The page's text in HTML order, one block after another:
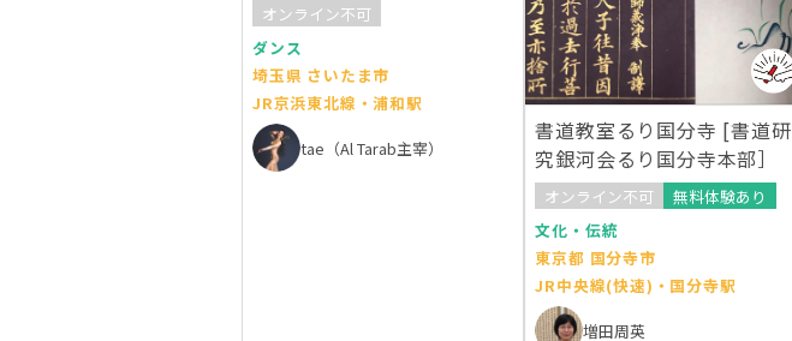
オンライン不可
ダンス
埼玉県 さいたま市
JR京浜東北線・浦和駅
tae（Al Tarab主宰）
書道教室るり国分寺 [書道研
究銀河会るり国分寺本部］
オンライン不可
無料体験あり
文化・伝統
東京都 国分寺市
JR中央線(快速)・国分寺駅
増田周英